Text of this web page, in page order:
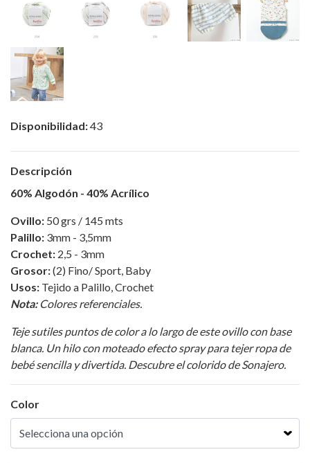
Disponibilidad:43
Descripción
60% Algodón - 40% Acrílico
Ovillo: 50 grs / 145 mts
Palillo: 3mm - 3,5mm
Crochet: 2,5 - 3mm
Grosor:(2) Fino/ Sport, Baby
Usos: Tejido a Palillo, Crochet
Nota:Colores referenciales.
Teje sutiles puntos de color a lo largo de este ovillo con base
blanca. Un hilo con moteado efecto spray para tejer ropa de
bebé sencilla y divertida. Descubre el colorido de Sonajero.
Color